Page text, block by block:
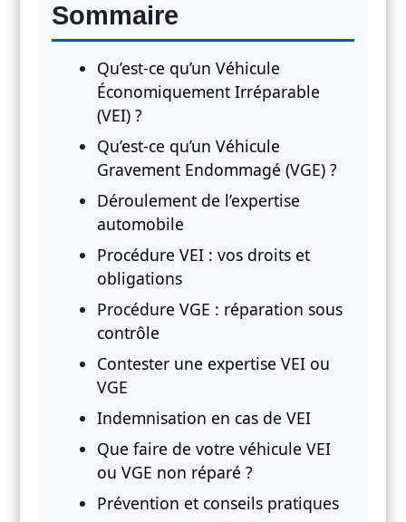
Sommaire
Qu’est-ce qu’un Véhicule
Économiquement Irréparable
(VEI) ?
Qu’est-ce qu’un Véhicule
Gravement Endommagé (VGE) ?
Déroulement de l’expertise
automobile
Procédure VEI : vos droits et
obligations
Procédure VGE : réparation sous
contrôle
Contester une expertise VEI ou
VGE
Indemnisation en cas de VEI
Que faire de votre véhicule VEI
ou VGE non réparé ?
Prévention et conseils pratiques